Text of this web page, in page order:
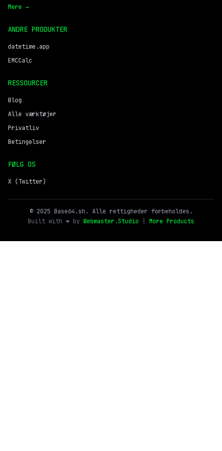
Mere →
ANDRE PRODUKTER
datetime.app
EMCCalc
RESSOURCER
Blog
Alle værktøjer
Privatliv
Betingelser
FØLG OS
X (Twitter)
© 2025 Base64.sh. Alle rettigheder forbeholdes.
Built with ❤️ by Webmaster.Studio More Products